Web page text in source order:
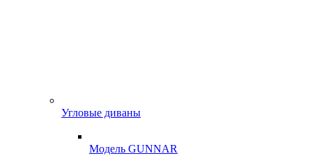
Угловые диваны
Модель GUNNAR